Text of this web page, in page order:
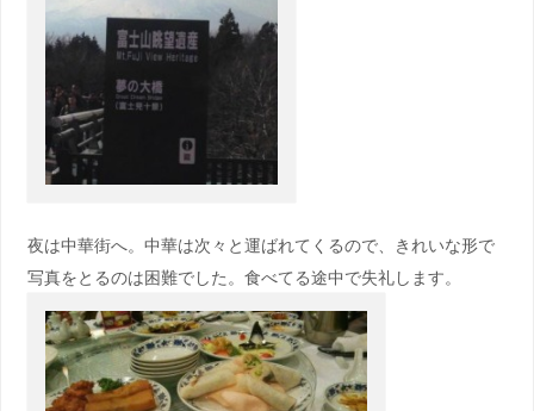
夜は中華街へ。中華は次々と運ばれてくるので、きれいな形で
写真をとるのは困難でした。食べてる途中で失礼します。